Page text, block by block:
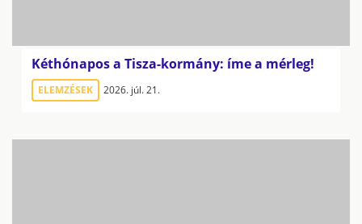
Kéthónapos a Tisza-kormány: íme a mérleg!
ELEMZÉSEK 2026. júl. 21.